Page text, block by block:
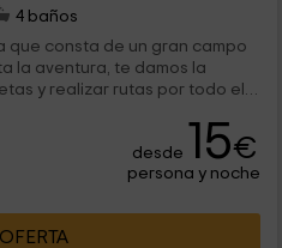
4 baños
que consta de un gran campo
y realizar rutas por todo el
desde 15€
persona y noche